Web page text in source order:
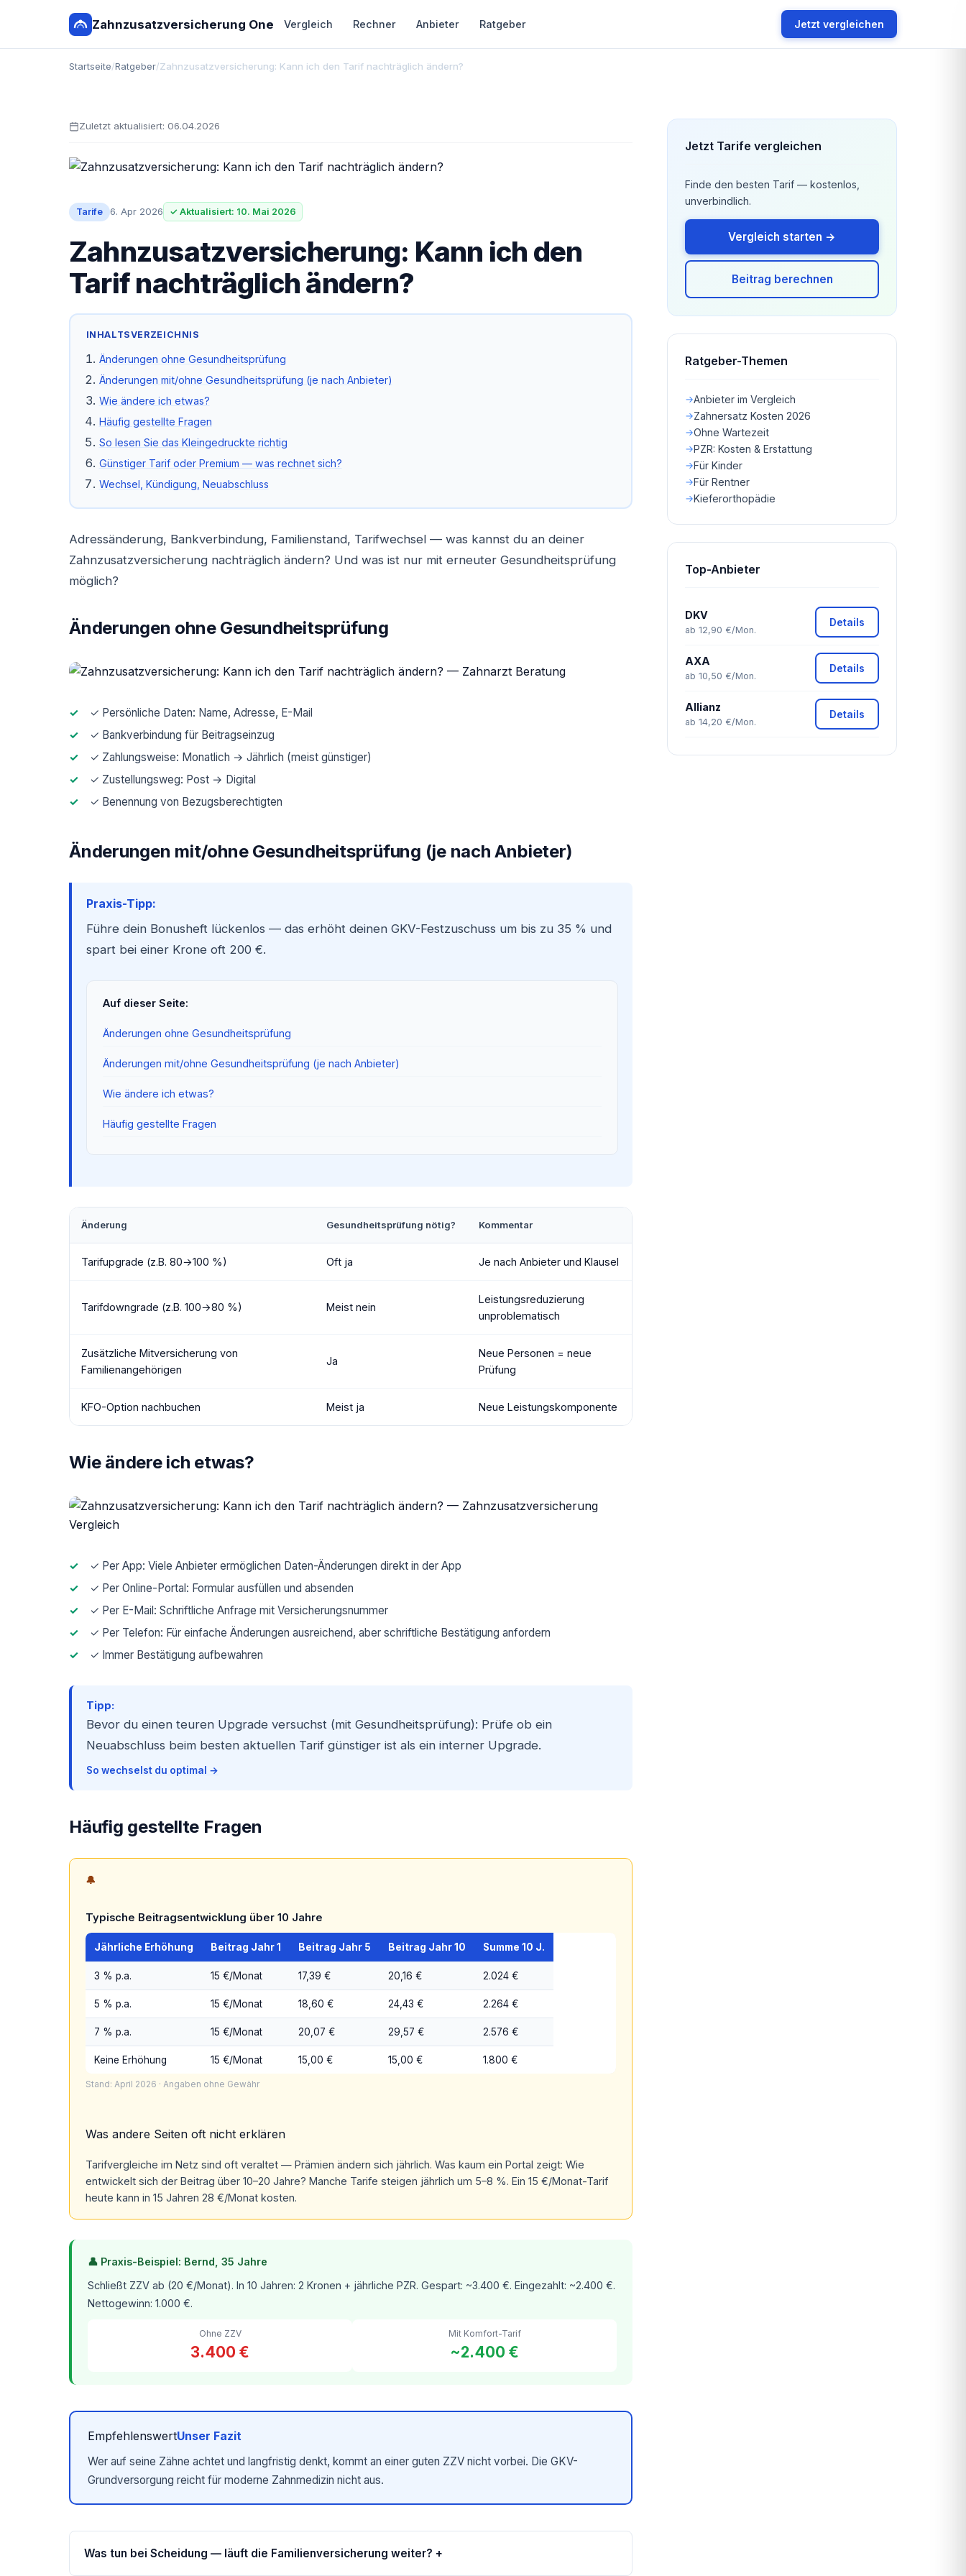
Zahnzusatzversicherung One Vergleich Rechner Anbieter Ratgeber Jetzt vergleichen
Startseite/Ratgeber/Zahnzusatzversicherung: Kann ich den Tarif nachträglich ändern?
Zuletzt aktualisiert: 06.04.2026
Tarife 6. Apr 2026 ✓ Aktualisiert: 10. Mai 2026
Zahnzusatzversicherung: Kann ich den
Tarif nachträglich ändern?
INHALTSVERZEICHNIS
Änderungen ohne Gesundheitsprüfung
Änderungen mit/ohne Gesundheitsprüfung (je nach Anbieter)
Wie ändere ich etwas?
Häufig gestellte Fragen
So lesen Sie das Kleingedruckte richtig
Günstiger Tarif oder Premium — was rechnet sich?
Wechsel, Kündigung, Neuabschluss
Adressänderung, Bankverbindung, Familienstand, Tarifwechsel — was kannst du an deiner
Zahnzusatzversicherung nachträglich ändern? Und was ist nur mit erneuter Gesundheitsprüfung
möglich?
Änderungen ohne Gesundheitsprüfung
✓ Persönliche Daten: Name, Adresse, E-Mail
✓ Bankverbindung für Beitragseinzug
✓ Zahlungsweise: Monatlich → Jährlich (meist günstiger)
✓ Zustellungsweg: Post → Digital
✓ Benennung von Bezugsberechtigten
Änderungen mit/ohne Gesundheitsprüfung (je nach Anbieter)
Praxis-Tipp:
Führe dein Bonusheft lückenlos — das erhöht deinen GKV-Festzuschuss um bis zu 35 % und
spart bei einer Krone oft 200 €.
Auf dieser Seite:
Änderungen ohne Gesundheitsprüfung
Änderungen mit/ohne Gesundheitsprüfung (je nach Anbieter)
Wie ändere ich etwas?
Häufig gestellte Fragen
Änderung Gesundheitsprüfung nötig? Kommentar
Tarifupgrade (z.B. 80→100 %) Oft ja Je nach Anbieter und Klausel
Tarifdowngrade (z.B. 100→80 %) Meist nein
Leistungsreduzierung
unproblematisch
Zusätzliche Mitversicherung von
Familienangehörigen
Ja
Neue Personen = neue
Prüfung
KFO-Option nachbuchen Meist ja Neue Leistungskomponente
Wie ändere ich etwas?
✓ Per App: Viele Anbieter ermöglichen Daten-Änderungen direkt in der App
✓ Per Online-Portal: Formular ausfüllen und absenden
✓ Per E-Mail: Schriftliche Anfrage mit Versicherungsnummer
✓ Per Telefon: Für einfache Änderungen ausreichend, aber schriftliche Bestätigung anfordern
✓ Immer Bestätigung aufbewahren
Tipp:
Bevor du einen teuren Upgrade versuchst (mit Gesundheitsprüfung): Prüfe ob ein
Neuabschluss beim besten aktuellen Tarif günstiger ist als ein interner Upgrade.
So wechselst du optimal →
Häufig gestellte Fragen
🔔
Typische Beitragsentwicklung über 10 Jahre
Jährliche Erhöhung Beitrag Jahr 1 Beitrag Jahr 5 Beitrag Jahr 10 Summe 10 J.
3 % p.a. 15 €/Monat 17,39 € 20,16 € 2.024 €
5 % p.a. 15 €/Monat 18,60 € 24,43 € 2.264 €
7 % p.a. 15 €/Monat 20,07 € 29,57 € 2.576 €
Keine Erhöhung 15 €/Monat 15,00 € 15,00 € 1.800 €
Stand: April 2026 · Angaben ohne Gewähr
Was andere Seiten oft nicht erklären
Tarifvergleiche im Netz sind oft veraltet — Prämien ändern sich jährlich. Was kaum ein Portal zeigt: Wie
entwickelt sich der Beitrag über 10–20 Jahre? Manche Tarife steigen jährlich um 5–8 %. Ein 15 €/Monat-Tarif
heute kann in 15 Jahren 28 €/Monat kosten.
👤 Praxis-Beispiel: Bernd, 35 Jahre
Schließt ZZV ab (20 €/Monat). In 10 Jahren: 2 Kronen + jährliche PZR. Gespart: ~3.400 €. Eingezahlt: ~2.400 €.
Nettogewinn: 1.000 €.
Ohne ZZV
3.400 €
Mit Komfort-Tarif
~2.400 €
EmpfehlenswertUnser Fazit
Wer auf seine Zähne achtet und langfristig denkt, kommt an einer guten ZZV nicht vorbei. Die GKV-
Grundversorgung reicht für moderne Zahnmedizin nicht aus.
Was tun bei Scheidung — läuft die Familienversicherung weiter? +
Jetzt Tarife vergleichen
Finde den besten Tarif — kostenlos,
unverbindlich.
Vergleich starten →
Beitrag berechnen
Ratgeber-Themen
Anbieter im Vergleich
Zahnersatz Kosten 2026
Ohne Wartezeit
PZR: Kosten & Erstattung
Für Kinder
Für Rentner
Kieferorthopädie
Top-Anbieter
DKV
ab 12,90 €/Mon.
Details
AXA
ab 10,50 €/Mon.
Details
Allianz
ab 14,20 €/Mon.
Details